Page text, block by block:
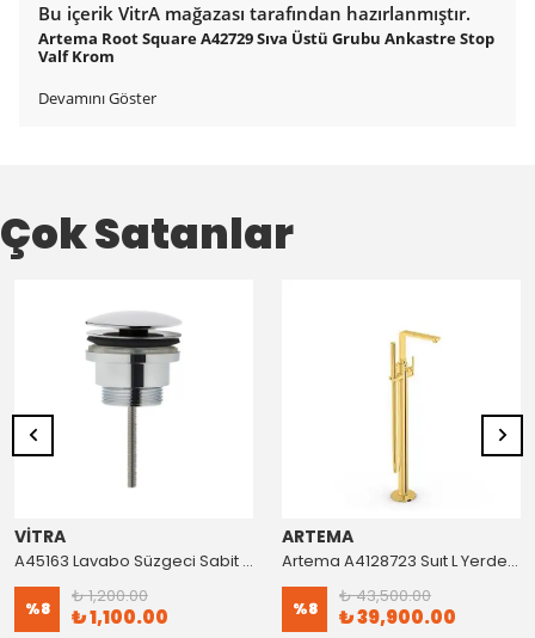
Bu içerik VitrA mağazası tarafından hazırlanmıştır.
Artema Root Square A42729 Sıva Üstü Grubu Ankastre Stop
Valf Krom
Devamını Göster
Çok Satanlar
VİTRA
A45163 Lavabo Süzgeci Sabit Krom
%8
₺ 1,200.00
₺ 1,100.00
ARTEMA
Artema A4128723 Suıt L Yerden Küvet Bataryası Altın
%8
₺ 43,500.00
₺ 39,900.00